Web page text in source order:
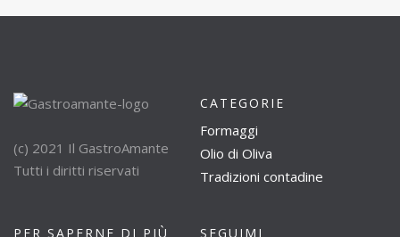
(c) 2021 Il GastroAmante
Tutti i diritti riservati
CATEGORIE
Formaggi
Olio di Oliva
Tradizioni contadine
PER SAPERNE DI PIÙ SEGUIMI